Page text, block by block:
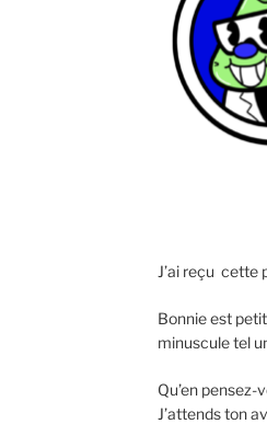
J’ai reçu cette
Bonnie est
minuscule tel
Qu’en pensez-
J’attends ton